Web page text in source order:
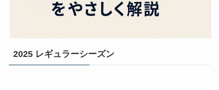
2025 レギュラーシーズン